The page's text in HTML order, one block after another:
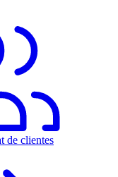
de clientes